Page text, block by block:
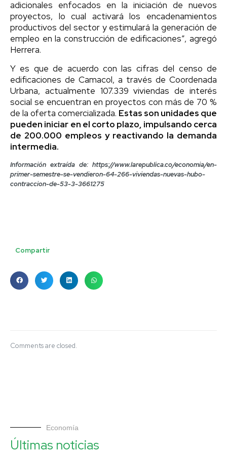
adicionales enfocados en la iniciación de nuevos
proyectos, lo cual activará los encadenamientos
productivos del sector y estimulará la generación de
empleo en la construcción de edificaciones”, agregó
Herrera.
Y es que de acuerdo con las cifras del censo de
edificaciones de Camacol, a través de Coordenada
Urbana, actualmente 107.339 viviendas de interés
social se encuentran en proyectos con más de 70 %
de la oferta comercializada. Estas son unidades que
pueden iniciar en el corto plazo, impulsando cerca
de 200.000 empleos y reactivando la demanda
intermedia.
Información extraída de: https://www.larepublica.co/economia/en-
primer-semestre-se-vendieron-64-266-viviendas-nuevas-hubo-
contraccion-de-53-3-3661275
Compartir
Comments are closed.
Economía
Últimas noticias